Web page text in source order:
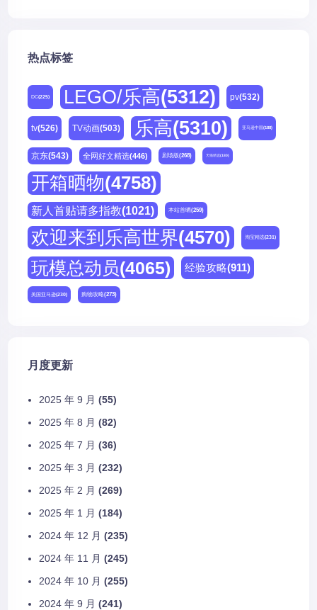
热点标签
DC(225) LEGO/乐高(5312) pv(532)
tv(526) TV动画(503) 乐高(5310) 亚马逊中国(188)
京东(543) 全网好文精选(446) 剧场版(268) 天猫精选(180)
开箱晒物(4758)
新人首贴请多指教(1021) 本站首晒(259)
欢迎来到乐高世界(4570) 淘宝精选(231)
玩模总动员(4065) 经验攻略(911)
美国亚马逊(230) 购物攻略(273)
月度更新
2025 年 9 月 (55)
2025 年 8 月 (82)
2025 年 7 月 (36)
2025 年 3 月 (232)
2025 年 2 月 (269)
2025 年 1 月 (184)
2024 年 12 月 (235)
2024 年 11 月 (245)
2024 年 10 月 (255)
2024 年 9 月 (241)